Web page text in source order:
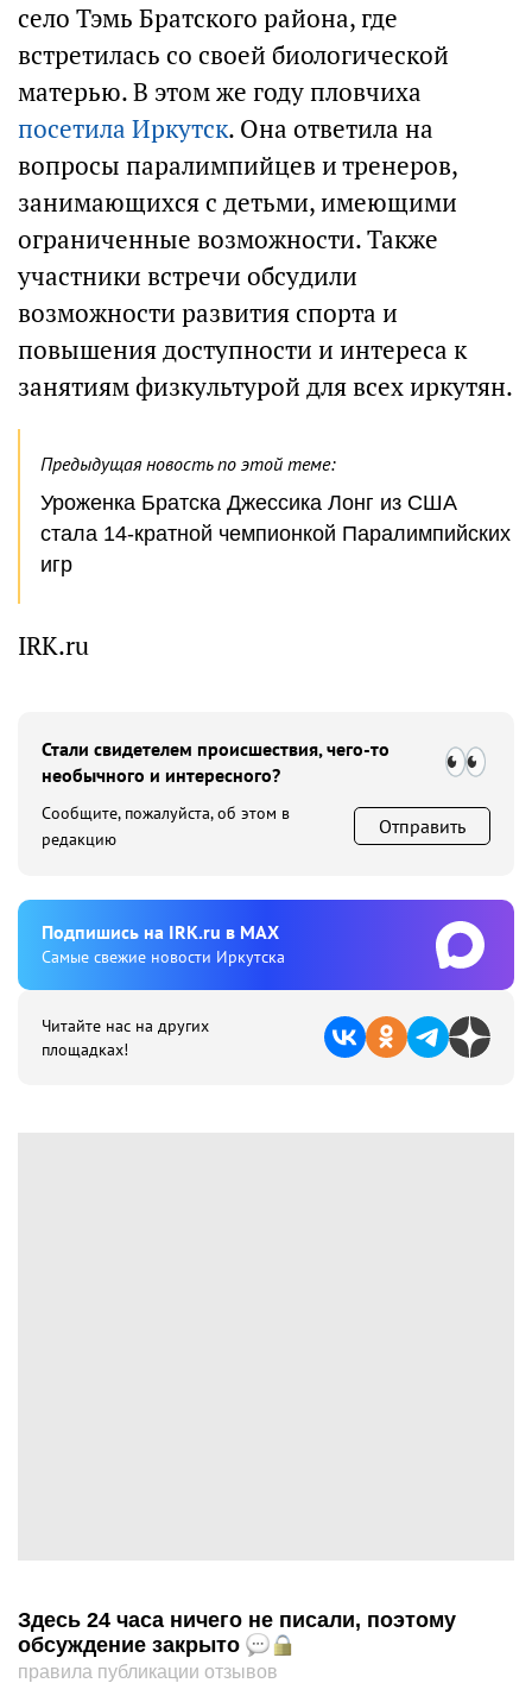
село Тэмь Братского района, где
встретилась со своей биологической
матерью. В этом же году пловчиха
посетила Иркутск. Она ответила на
вопросы паралимпийцев и тренеров,
занимающихся с детьми, имеющими
ограниченные возможности. Также
участники встречи обсудили
возможности развития спорта и
повышения доступности и интереса к
занятиям физкультурой для всех иркутян.
Предыдущая новость по этой теме:
Уроженка Братска Джессика Лонг из США
стала 14-кратной чемпионкой Паралимпийских
игр
IRK.ru
Стали свидетелем происшествия, чего-то
необычного и интересного?
Сообщите, пожалуйста, об этом в
редакцию
Отправить
Подпишиcь на IRK.ru в MAX
Cамые свежие новости Иркутска
Читайте нас на других
площадках!
Здесь 24 часа ничего не писали, поэтому
обсуждение закрыто
правила публикации отзывов